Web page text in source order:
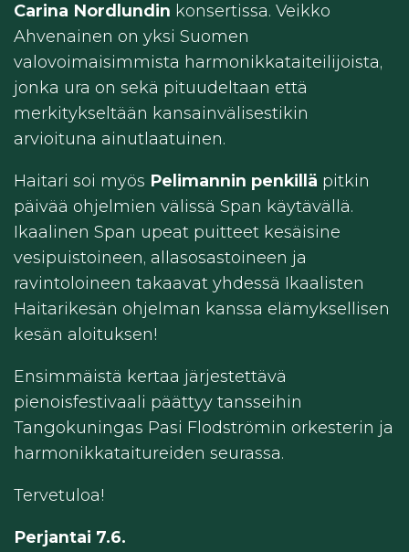
Carina Nordlundin konsertissa. Veikko
Ahvenainen on yksi Suomen
valovoimaisimmista harmonikkataiteilijoista,
jonka ura on sekä pituudeltaan että
merkitykseltään kansainvälisestikin
arvioituna ainutlaatuinen.
Haitari soi myös Pelimannin penkillä pitkin
päivää ohjelmien välissä Span käytävällä.
Ikaalinen Span upeat puitteet kesäisine
vesipuistoineen, allasosastoineen ja
ravintoloineen takaavat yhdessä Ikaalisten
Haitarikesän ohjelman kanssa elämyksellisen
kesän aloituksen!
Ensimmäistä kertaa järjestettävä
pienoisfestivaali päättyy tansseihin
Tangokuningas Pasi Flodströmin orkesterin ja
harmonikkataitureiden seurassa.
Tervetuloa!
Perjantai 7.6.